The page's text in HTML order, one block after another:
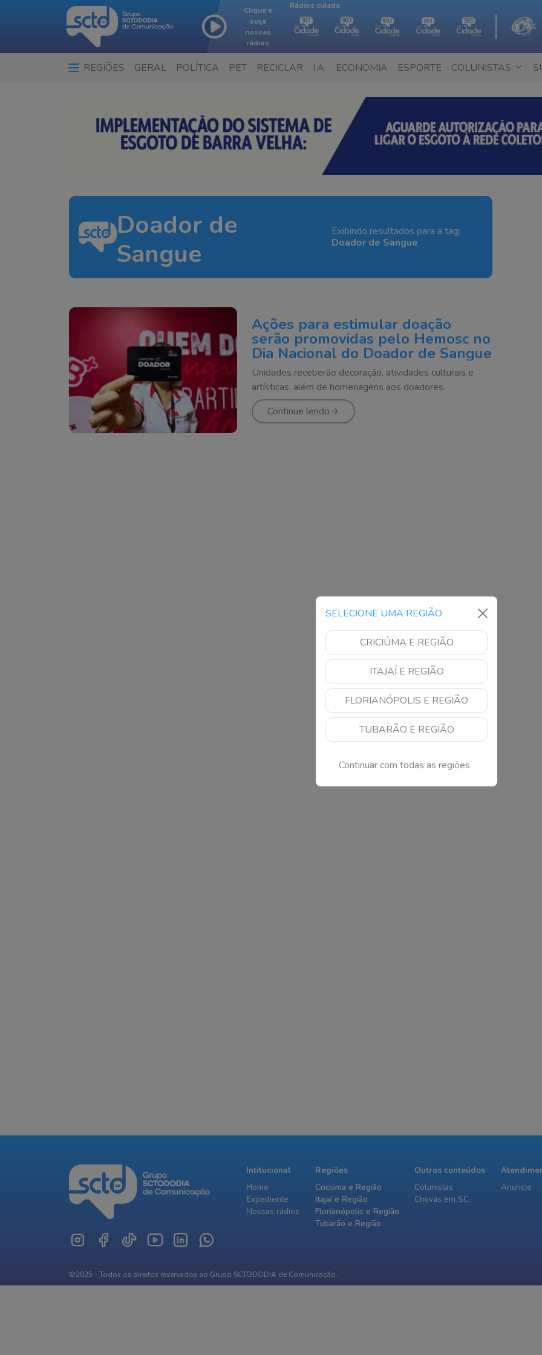
Clique e
ouça
nossas
rádios
Rádios cidade
REGIÕES GERAL POLÍTICA PET RECICLAR I.A. ECONOMIA ESPORTE COLUNISTAS
SELECIONE UMA REGIÃO
CRICIÚMA E REGIÃO
ITAJAÍ E REGIÃO
FLORIANÓPOLIS E REGIÃO
TUBARÃO E REGIÃO
Continuar com todas as regiões
Doador de
Sangue
Exibindo resultados para a tag:
Doador de Sangue
Ações para estimular doação
serão promovidas pelo Hemosc no
Dia Nacional do Doador de Sangue
Unidades receberão decoração, atividades culturais e
artísticas, além de homenagens aos doadores.
Continue lendo
Intitucional
Home
Expediente
Nossas rádios
Regiões
Criciúma e Região
Itajaí e Região
Florianópolis e Região
Tubarão e Região
Outros conteúdos
Colunistas
Chuvas em SC
Anuncie
©2025 - Todos os direitos reservados ao Grupo SCTODODIA de Comunicação.